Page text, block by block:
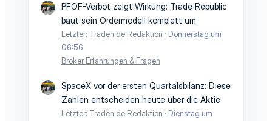
PFOF-Verbot zeigt Wirkung: Trade Republic
baut sein Ordermodell komplett um
Letzter: Traden.de Redaktion
Donnerstag um
06:56
Broker Erfahrungen & Fragen
SpaceX vor der ersten Quartalsbilanz: Diese
Zahlen entscheiden heute über die Aktie
Letzter: Traden.de Redaktion
Dienstag um